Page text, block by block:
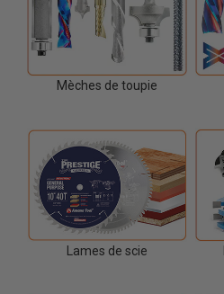
Mèches de toupie
Lames de scie